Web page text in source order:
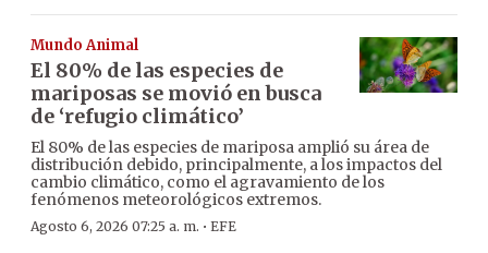
Mundo Animal
El 80% de las especies de
mariposas se movió en busca
de ‘refugio climático’
El 80% de las especies de mariposa amplió su área de
distribución debido, principalmente, a los impactos del
cambio climático, como el agravamiento de los
fenómenos meteorológicos extremos.
Agosto 6, 2026 07:25 a. m. · EFE